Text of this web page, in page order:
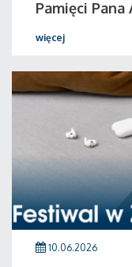
Pamięci Pana
więcej
10.06.2026